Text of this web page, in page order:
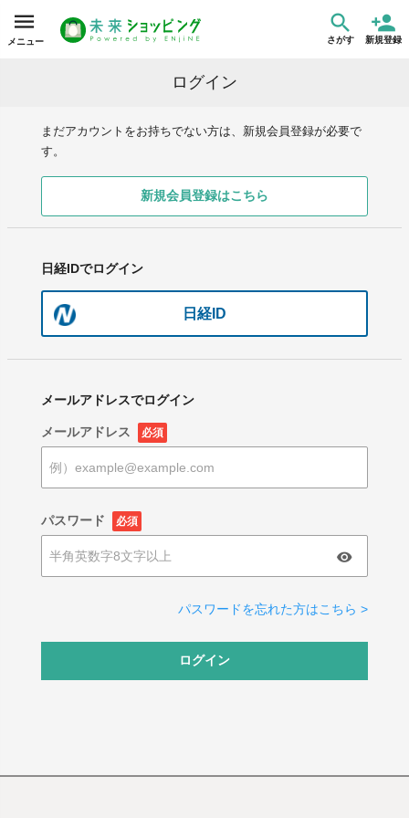
メニュー さがす 新規登録
ログイン
まだアカウントをお持ちでない方は、新規会員登録が必要で
す。
新規会員登録はこちら
日経IDでログイン
日経ID
メールアドレスでログイン
メールアドレス 必須
パスワード 必須
パスワードを忘れた方はこちら >
ログイン